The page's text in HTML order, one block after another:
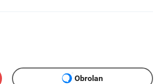
Obrolan